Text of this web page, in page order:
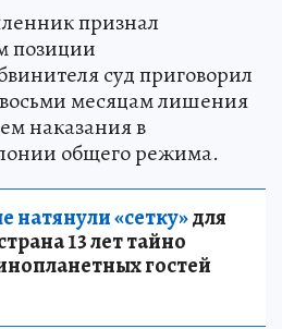
признал
позиции
суд приговорил
восьми месяцам лишения
наказания в
общего режима.
«сетку»для
13 лет тайно
гостей